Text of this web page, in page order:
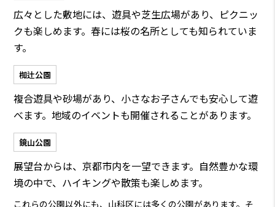
広々とした敷地には、遊具や芝生広場があり、ピクニッ
クも楽しめます。春には桜の名所としても知られていま
す。
椥辻公園
複合遊具や砂場があり、小さなお子さんでも安心して遊
べます。地域のイベントも開催されることがあります。
鏡山公園
展望台からは、京都市内を一望できます。自然豊かな環
境の中で、ハイキングや散策も楽しめます。
これらの公園以外にも、山科区には多くの公園があります。そ